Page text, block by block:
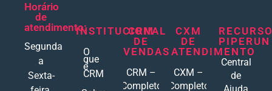
Horário
de
atendimento:
Segunda
a
Sexta-
INSTITUCIONAL
O
que
é
CRM
CRM
DE
VENDAS
CRM –
Completo
CXM
DE
ATENDIMENTO
CXM –
Completo
PIPERUN
Central
de